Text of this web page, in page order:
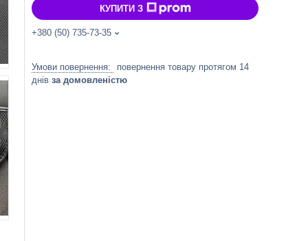
КУПИТИ З
+380 (50) 735-73-35
повернення товару протягом 14
днів за домовленістю